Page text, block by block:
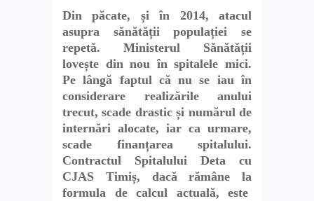
Din păcate, și în 2014, atacul
asupra sănătății populației se
repetă. Ministerul Sănătății
lovește din nou în spitalele mici.
Pe lângă faptul că nu se iau în
considerare realizările anului
trecut, scade drastic și numărul de
internări alocate, iar ca urmare,
scade finanțarea spitalului.
Contractul Spitalului Deta cu
CJAS Timiș, dacă rămâne la
formula de calcul actuală, este